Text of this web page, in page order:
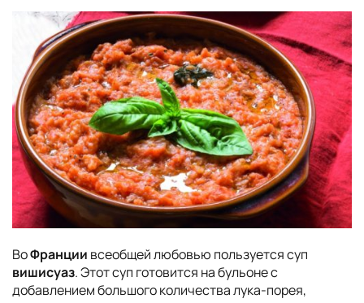
ВоФранции всеобщей любовью пользуется суп
вишисуаз. Этот суп готовится на бульоне с
добавлением большого количества лука-порея,